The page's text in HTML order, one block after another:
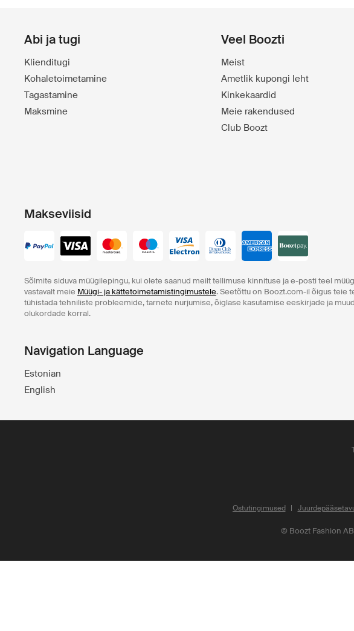
Abi ja tugi
Klienditugi
Kohaletoimetamine
Tagastamine
Maksmine
Veel Boozti
Meist
Ametlik kupongi leht
Kinkekaardid
Meie rakendused
Club Boozt
Makseviisid
Sõlmite siduva müügilepingu, kui olete saanud meilt tellimuse kinnituse ja e-posti teel
vastavalt meie Müügi- ja kättetoimetamistingimustele. Seetõttu on Boozt.com-il õigus teie
tühistada tehniliste probleemide, tarnete nurjumise, õiglase kasutamise eeskirjade ja
olukordade korral.
Navigation Language
Estonian
English
Ostutingimused
© Boozt Fashion